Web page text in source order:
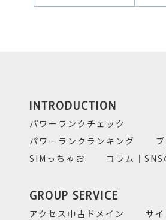
INTRODUCTION
パワーランクチェック
パワーランクランキング
SIMっちゃお
コラム｜
GROUP SERVICE
アクセス中古ドメイン サ